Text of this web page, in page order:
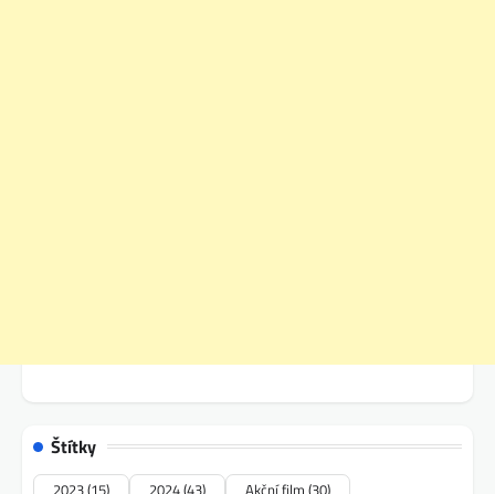
Štítky
2023(15) 2024(43) Akční film (30)